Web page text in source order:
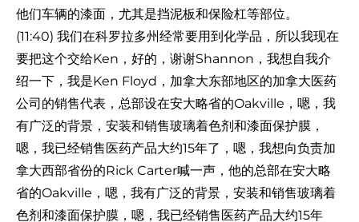
他们车辆的漆面，尤其是挡泥板和保险杠等部位。
(11:40) 我们在科罗拉多州经常要用到化学品，所以我现在
要把这个交给Ken，好的，谢谢Shannon，我想自我介
绍一下，我是Ken Floyd，加拿大东部地区的加拿大医药
公司的销售代表，总部设在安大略省的Oakville，嗯，我
有广泛的背景，安装和销售玻璃着色剂和漆面保护膜，
嗯，我已经销售医药产品大约15年了，嗯，我想向负责加
拿大西部省份的Rick Carter喊一声，他的总部在安大略
省的Oakville，嗯，我有广泛的背景，安装和销售玻璃着
色剂和漆面保护膜，嗯，我已经销售医药产品大约15年